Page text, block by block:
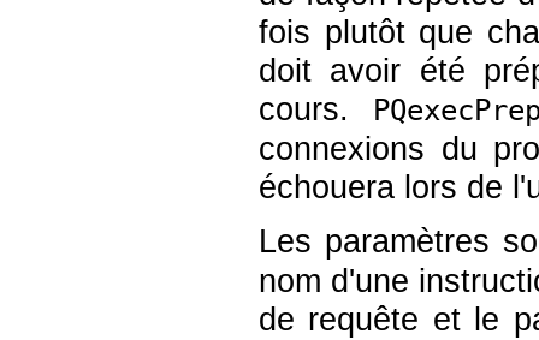
fois plutôt que
doit avoir été
cours.
connexions du
échouera lors de
Les paramètres
nom d'une
de requête et le